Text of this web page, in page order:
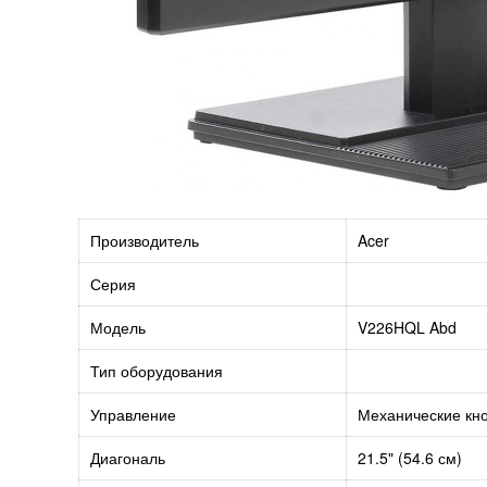
Производитель
Acer
Серия
Модель
V226HQL Abd
Тип оборудования
Управление
Механические
Диагональ
21.5" (54.6 см)